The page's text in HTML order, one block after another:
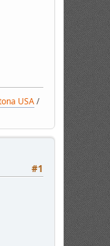
USA/
#1